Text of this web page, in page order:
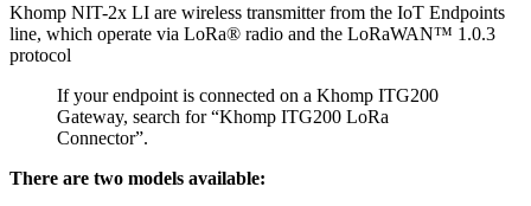
Khomp NIT-2x LI are wireless transmitter from the IoT Endpoints
line, which operate via LoRa® radio and the LoRaWAN™ 1.0.3
protocol
If your endpoint is connected on a Khomp ITG200
Gateway, search for “Khomp ITG200 LoRa
Connector”.
There are two models available: